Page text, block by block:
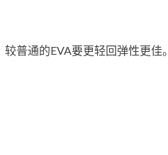
普通的EVA要更轻回弹性更佳。